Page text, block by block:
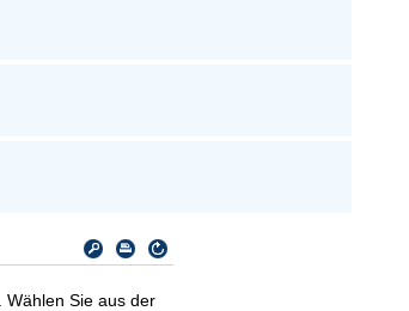
Wählen Sie aus der